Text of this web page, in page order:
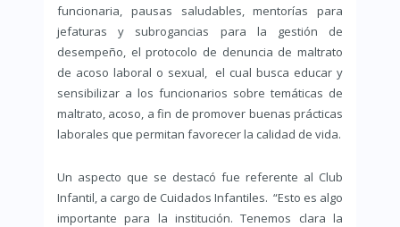
funcionaria, pausas saludables, mentorías para
jefaturas y subrogancias para la gestión de
desempeño, el protocolo de denuncia de maltrato
de acoso laboral o sexual, el cual busca educar y
sensibilizar a los funcionarios sobre temáticas de
maltrato, acoso, a fin de promover buenas prácticas
laborales que permitan favorecer la calidad de vida.
Un aspecto que se destacó fue referente al Club
Infantil, a cargo de Cuidados Infantiles. “Esto es algo
importante para la institución. Tenemos clara la